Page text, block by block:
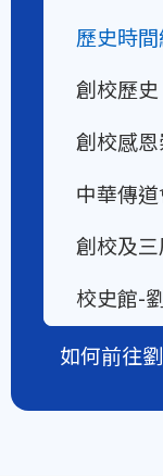
歷史時
創校歷史
創校感
中華傳
創校及
校史館-
如何前往